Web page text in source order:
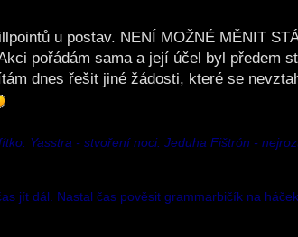
u postav. NENÍ MOŽNÉ MĚNIT
pořádám sama a její účel byl předem
dnes řešit jiné žádosti, které se
Yasstra - stvoření noci. Jeduha Fištrón -
jít dál. Nastal čas pověsit grammarbičík na